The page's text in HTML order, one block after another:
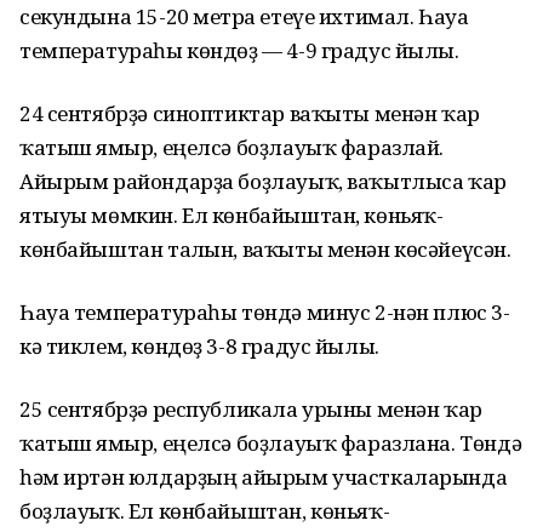
секундына 15-20 метрға етеүе ихтимал. Һауа
температураһы көндөҙ — 4-9 градус йылы.
24 сентябрҙә синоптиктар ваҡыты менән ҡар
ҡатыш ямғыр, еңелсә боҙлауыҡ фаразлай.
Айырым райондарҙа боҙлауыҡ, ваҡытлыса ҡар
ятыуы мөмкин. Ел көнбайыштан, көньяҡ-
көнбайыштан талғын, ваҡыты менән көсәйеүсән.
Һауа температураһы төндә минус 2-нән плюс 3-
кә тиклем, көндөҙ 3-8 градус йылы.
25 сентябрҙә республикала урыны менән ҡар
ҡатыш ямғыр, еңелсә боҙлауыҡ фаразлана. Төндә
һәм иртән юлдарҙың айырым участкаларында
боҙлауыҡ. Ел көнбайыштан, көньяҡ-